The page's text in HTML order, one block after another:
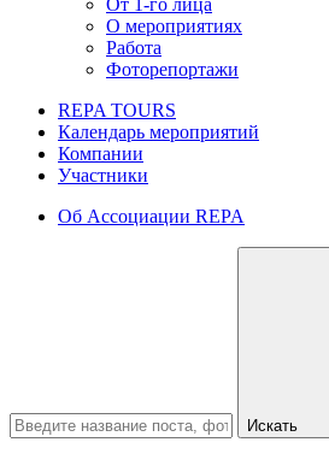
От 1-го лица
О мероприятиях
Работа
Фоторепортажи
REPA TOURS
Календарь мероприятий
Компании
Участники
Об Ассоциации REPA
Искать